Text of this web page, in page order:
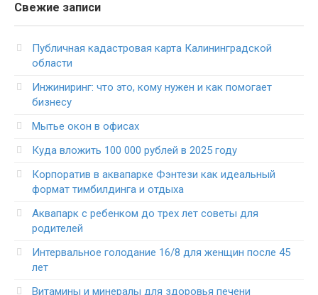
Свежие записи
Публичная кадастровая карта Калининградской
области
Инжиниринг: что это, кому нужен и как помогает
бизнесу
Мытье окон в офисах
Куда вложить 100 000 рублей в 2025 году
Корпоратив в аквапарке Фэнтези как идеальный
формат тимбилдинга и отдыха
Аквапарк с ребенком до трех лет советы для
родителей
Интервальное голодание 16/8 для женщин после 45
лет
Витамины и минералы для здоровья печени